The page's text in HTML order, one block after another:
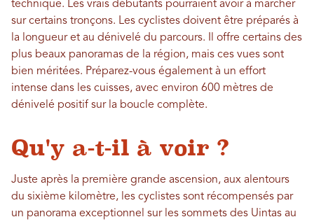
technique. Les vrais débutants pourraient avoir à marcher
sur certains tronçons. Les cyclistes doivent être préparés à
la longueur et au dénivelé du parcours. Il offre certains des
plus beaux panoramas de la région, mais ces vues sont
bien méritées. Préparez-vous également à un effort
intense dans les cuisses, avec environ 600 mètres de
dénivelé positif sur la boucle complète.
Qu'y a-t-il à voir ?
Juste après la première grande ascension, aux alentours
du sixième kilomètre, les cyclistes sont récompensés par
un panorama exceptionnel sur les sommets des Uintas au